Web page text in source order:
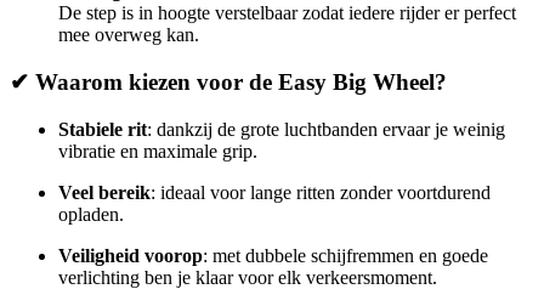
De step is in hoogte verstelbaar zodat iedere rijder er perfect
mee overweg kan.
✔ Waarom kiezen voor de Easy Big Wheel?
Stabiele rit: dankzij de grote luchtbanden ervaar je weinig
vibratie en maximale grip.
Veel bereik: ideaal voor lange ritten zonder voortdurend
opladen.
Veiligheid voorop: met dubbele schijfremmen en goede
verlichting ben je klaar voor elk verkeersmoment.